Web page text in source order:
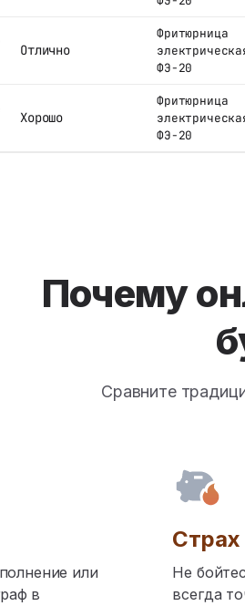
Отлично
Фритюрница
ФЭ-20
Хорошо
Фритюрница
ФЭ-20
Почему
Сравните
или
в
Страх
Не
всегда